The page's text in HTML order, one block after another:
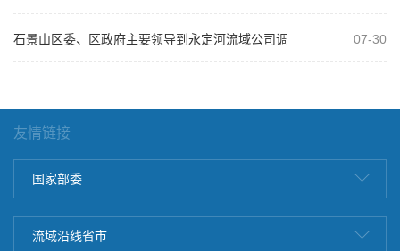
石景山区委、区政府主要领导到永定河流域公司调
07-30
友情链接
国家部委
流域沿线省市